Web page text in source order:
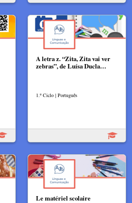
A letra z. “Zita, Zita vai ver
zebras”, de Luísa Ducla…
1.º Ciclo | Português
Le matériel scolaire